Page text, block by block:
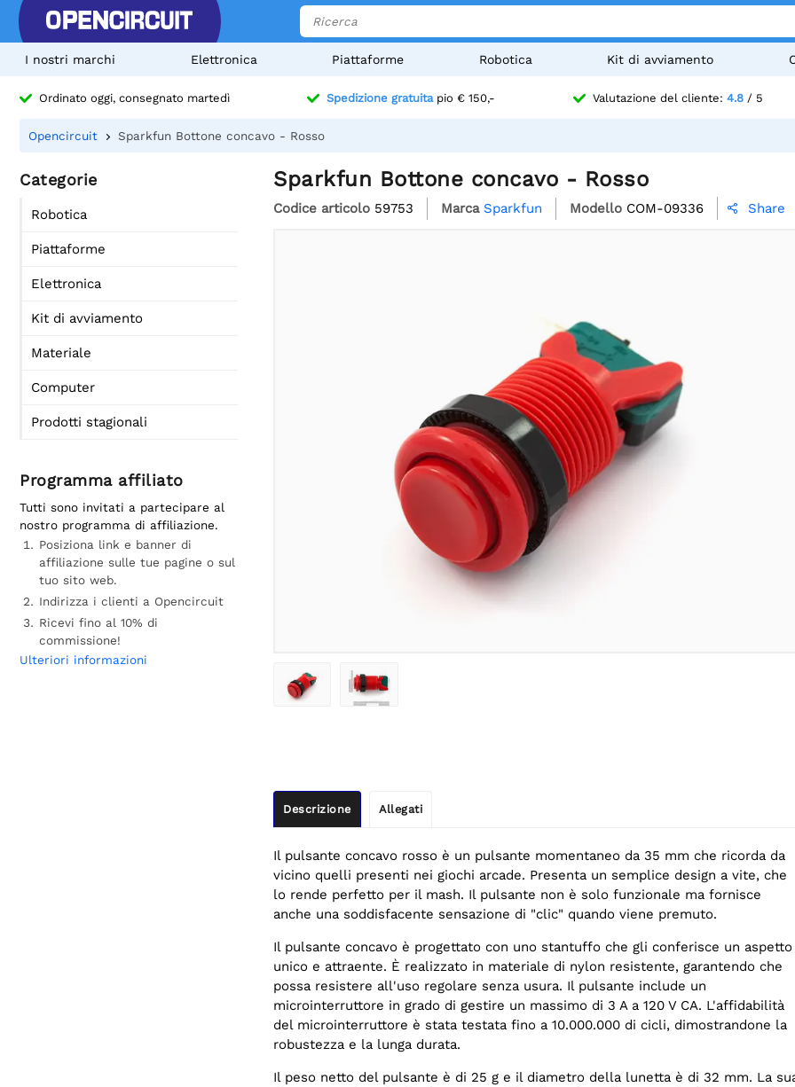
I nostri marchi Elettronica Piattaforme Robotica Kit di avviamento
Ordinato oggi, consegnato martedì Spedizione gratuitapio € 150,- Valutazione del cliente: 4.8/ 5
Opencircuit Sparkfun Bottone concavo - Rosso
Categorie
Robotica
Piattaforme
Elettronica
Kit di avviamento
Materiale
Computer
Prodotti stagionali
Programma affiliato
Tutti sono invitati a partecipare al
nostro programma di affiliazione.
Posiziona link e banner di
affiliazione sulle tue pagine o sul
tuo sito web.
Indirizza i clienti a Opencircuit
Ricevi fino al 10% di
commissione!
Ulteriori informazioni
Sparkfun Bottone concavo - Rosso
Codice articolo 59753 Marca Sparkfun Modello COM-09336  Share
Descrizione Allegati
Il pulsante concavo rosso è un pulsante momentaneo da 35 mm che ricorda da
vicino quelli presenti nei giochi arcade. Presenta un semplice design a vite, che
lo rende perfetto per il mash. Il pulsante non è solo funzionale ma fornisce
anche una soddisfacente sensazione di "clic" quando viene premuto.
Il pulsante concavo è progettato con uno stantuffo che gli conferisce un aspetto
unico e attraente. È realizzato in materiale di nylon resistente, garantendo che
possa resistere all'uso regolare senza usura. Il pulsante include un
microinterruttore in grado di gestire un massimo di 3 A a 120 V CA. L'affidabilità
del microinterruttore è stata testata fino a 10.000.000 di cicli, dimostrandone la
robustezza e la lunga durata.
Il peso netto del pulsante è di 25 g e il diametro della lunetta è di 32 mm. La